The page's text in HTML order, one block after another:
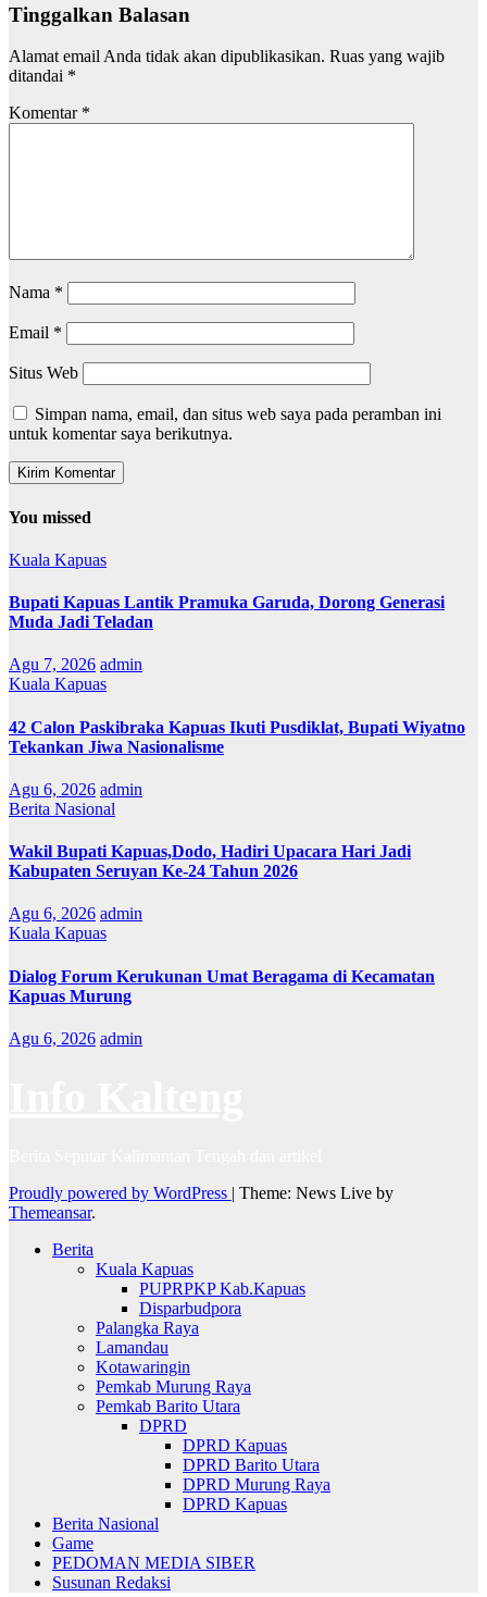
Tinggalkan Balasan
Alamat email Anda tidak akan dipublikasikan. Ruas yang wajib
ditandai *
Komentar *
Nama *
Email *
Situs Web
Simpan nama, email, dan situs web saya pada peramban ini
untuk komentar saya berikutnya.
You missed
Kuala Kapuas
Bupati Kapuas Lantik Pramuka Garuda, Dorong Generasi
Muda Jadi Teladan
Agu 7, 2026 admin
Kuala Kapuas
42 Calon Paskibraka Kapuas Ikuti Pusdiklat, Bupati Wiyatno
Tekankan Jiwa Nasionalisme
Agu 6, 2026 admin
Berita Nasional
Wakil Bupati Kapuas,Dodo, Hadiri Upacara Hari Jadi
Kabupaten Seruyan Ke-24 Tahun 2026
Agu 6, 2026 admin
Kuala Kapuas
Dialog Forum Kerukunan Umat Beragama di Kecamatan
Kapuas Murung
Agu 6, 2026 admin
Proudly powered by WordPress | Theme: News Live by
Themeansar.
Berita
Kuala Kapuas
PUPRPKP Kab.Kapuas
Disparbudpora
Palangka Raya
Lamandau
Kotawaringin
Pemkab Murung Raya
Pemkab Barito Utara
DPRD
DPRD Kapuas
DPRD Barito Utara
DPRD Murung Raya
DPRD Kapuas
Berita Nasional
Game
PEDOMAN MEDIA SIBER
Susunan Redaksi